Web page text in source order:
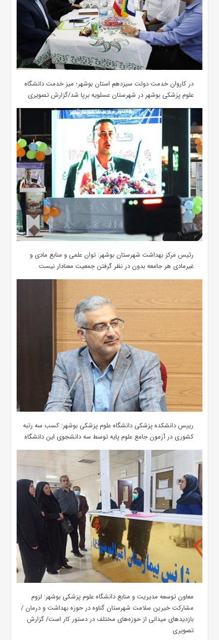
در کاروان خدمت دولت سیزدهم استان بوشهر؛ میز خدمت دانشگاه
علوم پزشکی بوشهر در شهرستان عسلویه برپا شد/گزارش تصویری
رئیس مرکز بهداشت شهرستان بوشهر: توان علمی و منابع مادی و
غیرمادی هر جامعه بدون در نظر گرفتن جمعیت معنادار نیست
رییس دانشکده پزشکی دانشگاه علوم پزشکی بوشهر: کسب سه رتبه
کشوری در آزمون جامع علوم پایه توسط سه دانشجوی این دانشگاه
معاون توسعه مدیریت و منابع دانشگاه علوم پزشکی بوشهر: لزوم
مشارکت خیرین سلامت شهرستان گناوه در حوزه بهداشت و درمان /
بازدیدهای میدانی از حوزه‌های مختلف در دستور کار است/ گزارش
تصویری